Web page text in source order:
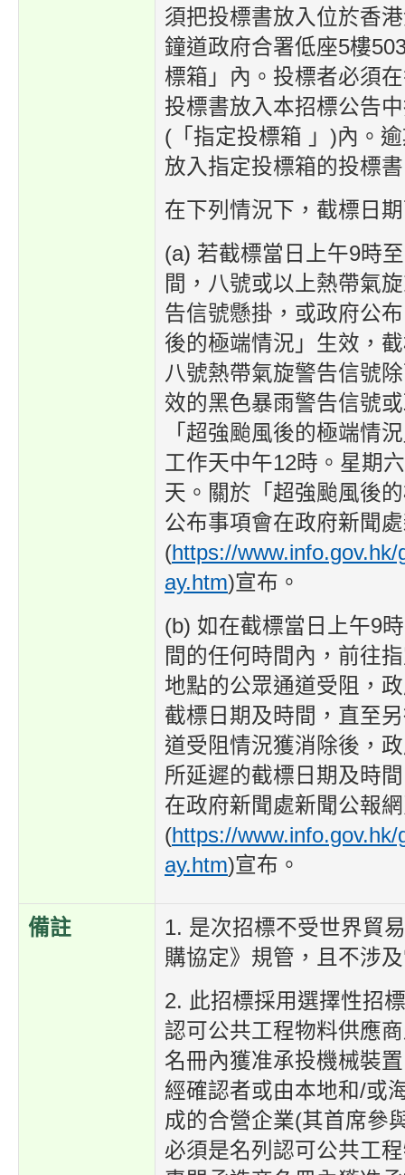
須把投標書放入位於香
鐘道政府合署低座5樓
標箱」內。投標者必須
投標書放入本招標公告
(「指定投標箱 」)內。
放入指定投標箱的投標
在下列情況下，截標日
(a) 若截標當日上午9時
間，八號或以上熱帶氣
告信號懸掛，或政府公
後的極端情況」生效，
八號熱帶氣旋警告信號
效的黑色暴雨警告信號
「超強颱風後的極端情
工作天中午12時。星期
天。關於「超強颱風後
公布事項會在政府新聞
(https://
ay.htm)宣布。
(b) 如在截標當日上午9
間的任何時間內，前往
地點的公眾通道受阻，
截標日期及時間，直至
道受阻情況獲消除後，
所延遲的截標日期及時
在政府新聞處新聞公報
(https://
ay.htm)宣布。
備註
1. 是次招標不受世界貿
購協定》規管，且不涉
2. 此招標採用選擇性招
認可公共工程物料供應
名冊內獲准承投機械裝
經確認者或由本地和/或
成的合營企業(其首席參
必須是名列認可公共工